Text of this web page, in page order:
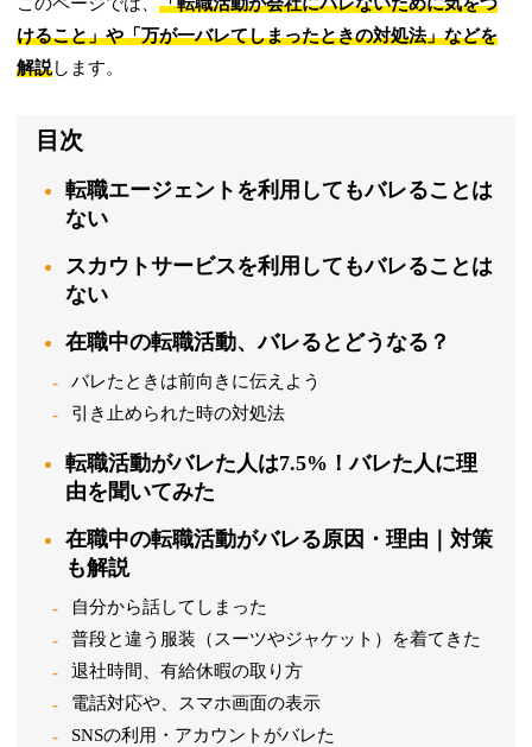
けること」や「万が一バレてしまったときの対処法」などを
解説します。
目次
転職エージェントを利用してもバレることは
ない
スカウトサービスを利用してもバレることは
ない
在職中の転職活動、バレるとどうなる？
バレたときは前向きに伝えよう
引き止められた時の対処法
転職活動がバレた人は7.5%！バレた人に理
由を聞いてみた
在職中の転職活動がバレる原因・理由｜対策
も解説
自分から話してしまった
普段と違う服装（スーツやジャケット）を着てきた
退社時間、有給休暇の取り方
電話対応や、スマホ画面の表示
SNSの利用・アカウントがバレた